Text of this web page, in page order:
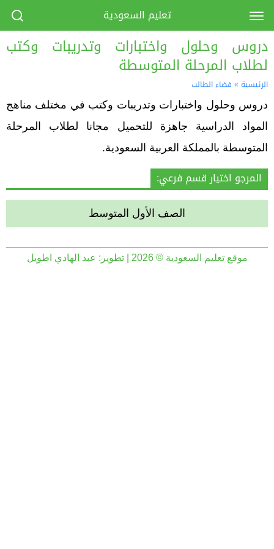
دروس وحلول واختبارات وتدريبات وكتب
لطلاب المرحلة المتوسطة
الرئيسية » فضاء الطالب
دروس وحلول واختبارات وتدريبات وكتب في مختلف مناهج
المواد الدراسية جاهزة للتحميل مجانا لطلاب المرحلة
المتوسطة بالمملكة العربية السعودية.
المرجو اختيار قسم فرعي:
الصف الأول المتوسط
موقع تعليم السعودية © 2026 | تطوير: عبد الهادي اطويل
تعليم السعودية